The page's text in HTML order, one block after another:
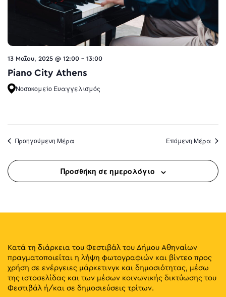
13 Μαΐου, 2025 @ 12:00 - 13:00
Piano City Athens
Νοσοκομείο Ευαγγελισμός
Προηγούμενη Μέρα Επόμενη Μέρα
Προσθήκη σε ημερολόγιο
Κατά τη διάρκεια του Φεστιβάλ του Δήμου Αθηναίων
πραγματοποιείται η λήψη φωτογραφιών και βίντεο προς
χρήση σε ενέργειες μάρκετινγκ και δημοσιότητας, μέσω
της ιστοσελίδας και των μέσων κοινωνικής δικτύωσης του
Φεστιβάλ ή/και σε δημοσιεύσεις τρίτων.